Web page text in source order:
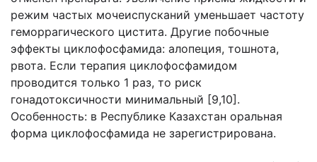
режим частых мочеиспусканий уменьшает частоту
геморрагического цистита. Другие побочные
эффекты циклофосфамида: алопеция, тошнота,
рвота. Если терапия циклофосфамидом
проводится только 1 раз, то риск
гонадотоксичности минимальный [9,10].
Особенность: в Республике Казахстан оральная
форма циклофосфамида не зарегистрирована.